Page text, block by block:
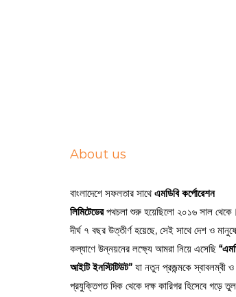
About us
বাংলাদেশে সফলতার সাথেএমডিবি কর্পোরেশন
লিমিটেডেরপথচলা শুরু হয়েছিলো ২০১৬ সাল থেকে।
দীর্ঘ ৭ বছর উত্তীর্ণ হয়েছে, সেই সাথে দেশ ও
কল্যাণে উন্নয়নের লক্ষ্যে আমরা নিয়ে এসেছি
আইটি ইনস্টিটিউট” যা নতুন প্রজন্মকে স্বাবলম্বী ও
প্রযুক্তিগত দিক থেকে দক্ষ কারিগর হিসেবে গড়ে